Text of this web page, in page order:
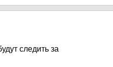
следить за